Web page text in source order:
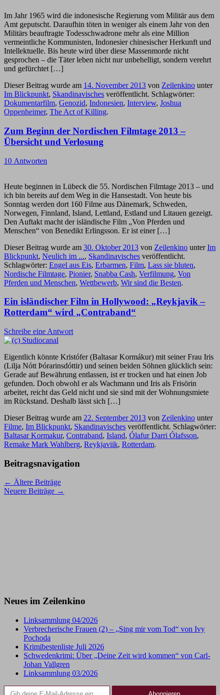
Im Jahr 1965 wird die indonesische Regierung vom Militär aus dem
Amt geputscht. Daraufhin töten in weniger als einem Jahr von den
Militärs beauftragte Todesschwadrone mehr als eine Million
vermeintliche Kommunisten, Indonesier chinesischer Herkunft und
Intellektuelle. Bis heute wird über diese Massenmorde nicht
gesprochen – die Täter leben nicht nur unbehelligt, sondern verehrt
und gefürchtet […]
Dieser Beitrag wurde am 14. November 2013 von Zeilenkino unter
Im Blickpunkt, Skandinavisches veröffentlicht. Schlagwörter:
Dokumentarfilm, Genozid, Indonesien, Interview, Joshua
Oppenheimer, The Act of Killing.
Zum Beginn der Nordischen Filmtage 2013 –
Übersicht und Verlosung
10 Antworten
Heute beginnen in Lübeck die 55. Nordischen Filmtage 2013 – und
ich bin bereits auf dem Weg in die Hansestadt. Von heute bis
Sonntag werden dort 160 Filme aus Dänemark, Schweden,
Norwegen, Finnland, Island, Lettland, Estland und Litauen gezeigt.
Den Auftakt macht der isländische Film „Von Pferden und
Menschen“ von Benedikt Erlingsson. Er ist einer […]
Dieser Beitrag wurde am 30. Oktober 2013 von Zeilenkino unterIm
Blickpunkt, Neulich im ..., Skandinavisches veröffentlicht.
Schlagwörter: Engel aus Eis, Erbarmen, Film, Lass sie bluten,
Nordische Filmtage, Pionier, Snabba Cash, Verfilmung, Von
Pferden und Menschen, Wettbewerb, Wir sind die Besten.
Ein isländischer Film in Hollywood: „Reykjavik –
Rotterdam“ wird „Contraband“
Schreibe eine Antwort
Eigentlich könnte Kristófer (Baltasar Kormákur) mit seiner Frau Iris
(Lilja Nótt Þórarinsdóttir) und seinen beiden Söhnen glücklich sein:
Gerade auf Bewährung entlassen, ist er trocken und hat einen Job
gefunden. Doch obwohl er als Wachmann und Iris als Frisörin
arbeitet, reicht das Geld nicht und sie sind mit der Wohnungsmiete
im Rückstand. Deshalb lässt sich […]
Dieser Beitrag wurde am 22. September 2013 von Zeilenkino unter
Filme, Im Blickpunkt, Skandinavisches veröffentlicht. Schlagwörter:
Baltasar Kormakur, Contraband, Island, Ólafur Darri Ólafsson,
Remake Mark Wahlberg, Reykjaviik, Rotterdam.
Beitragsnavigation
← Ältere Beiträge
Neuere Beiträge →
Neues im Zeilenkino
Linksammlung 04/2026
Verbrecherische Frauen (2) – „Sing mir vom Tod“ von Ivy
Pochoda
Krimibestenliste Juli 2026
Schwedenkrimi: Über „Deine Zeit wird kommen“ von Carl-
Johan Vallgren
Linksammlung 03/2026
Gib deine E-Mail-Adresse ein ...